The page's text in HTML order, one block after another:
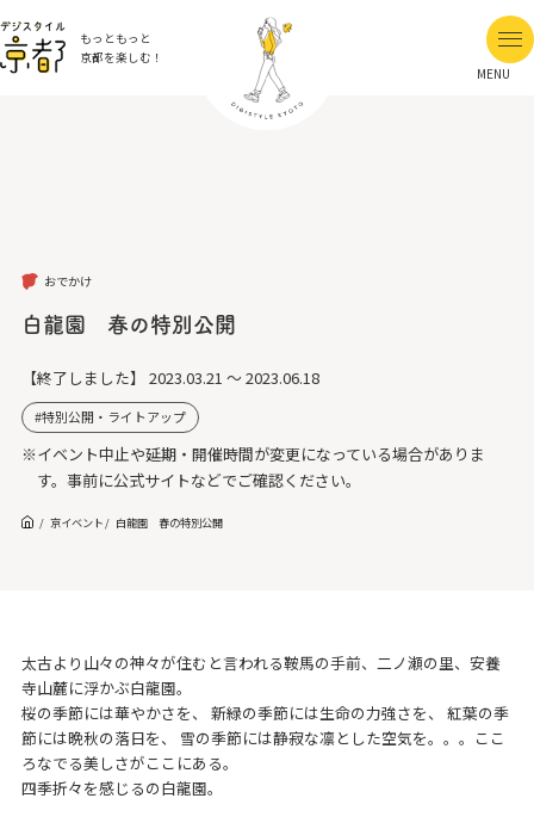
もっともっと
京都を楽しむ！
MENU
おでかけ
白龍園 春の特別公開
【終了しました】 2023.03.21 ～ 2023.06.18
特別公開・ライトアップ
※イベント中止や延期・開催時間が変更になっている場合がありま
す。事前に公式サイトなどでご確認ください。
京イベント 白龍園 春の特別公開
太古より山々の神々が住むと言われる鞍馬の手前、二ノ瀬の里、安養
寺山麓に浮かぶ白龍園。
桜の季節には華やかさを、 新緑の季節には生命の力強さを、 紅葉の季
節には晩秋の落日を、 雪の季節には静寂な凛とした空気を。。。ここ
ろなでる美しさがここにある。
四季折々を感じるの白龍園。